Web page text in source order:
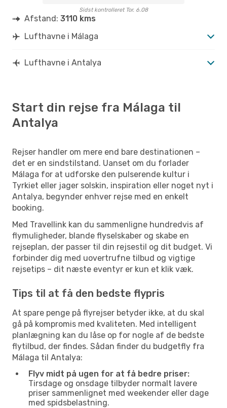
Sidst kontrolleret Tor. 6.08
Afstand: 3110 kms
Lufthavne i Málaga
Lufthavne i Antalya
Start din rejse fra Málaga til
Antalya
Rejser handler om mere end bare destinationen –
det er en sindstilstand. Uanset om du forlader
Málaga for at udforske den pulserende kultur i
Tyrkiet eller jager solskin, inspiration eller noget nyt i
Antalya, begynder enhver rejse med en enkelt
booking.
Med Travellink kan du sammenligne hundredvis af
flymuligheder, blande flyselskaber og skabe en
rejseplan, der passer til din rejsestil og dit budget. Vi
forbinder dig med uovertrufne tilbud og vigtige
rejsetips – dit næste eventyr er kun et klik væk.
Tips til at få den bedste flypris
At spare penge på flyrejser betyder ikke, at du skal
gå på kompromis med kvaliteten. Med intelligent
planlægning kan du låse op for nogle af de bedste
flytilbud, der findes. Sådan finder du budgetfly fra
Málaga til Antalya:
Flyv midt på ugen for at få bedre priser:
Tirsdage og onsdage tilbyder normalt lavere
priser sammenlignet med weekender eller dage
med spidsbelastning.